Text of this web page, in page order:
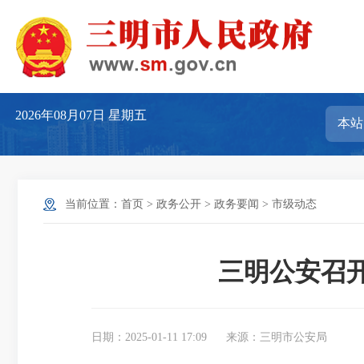
2026年08月07日星期五
当前位置： 首页 > 政务公开 > 政务要闻 > 市级动态
三明公安召
日期：2025-01-11 17:09 来源：三明市公安局